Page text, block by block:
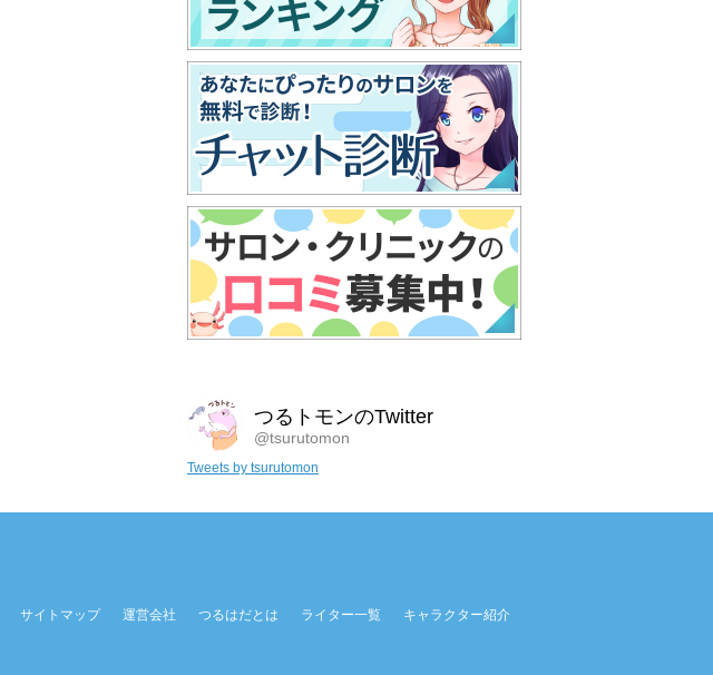
つるトモンのTwitter
@tsurutomon
Tweets by tsurutomon
サイトマップ 運営会社 つるはだとは ライター一覧 キャラクター紹介